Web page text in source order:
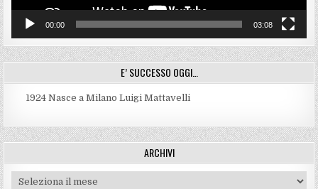
00:00 03:08
E’ SUCCESSO OGGI…
1924 Nasce a Milano Luigi Mattavelli
ARCHIVI
Archivi